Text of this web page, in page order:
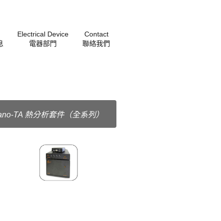
Electrical Device
電器部門
Contact
聯絡我們
TA 熱分析套件（全系列）